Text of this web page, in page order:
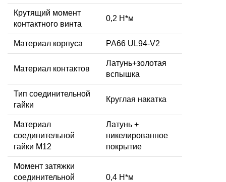
Крутящий момент
контактного винта
0,2 Н*м
Материал корпуса PA66 UL94-V2
Материал контактов
Латунь+золотая
вспышка
Тип соединительной
гайки
Круглая накатка
Материал
соединительной
гайки M12
Латунь +
никелированное
покрытие
Момент затяжки
соединительной
0,4 Н*м